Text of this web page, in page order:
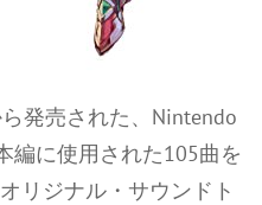
発売された、Nintendo
編に使用された105曲を
リジナル・サウンドト